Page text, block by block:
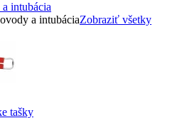
intubácia
a intubáciaZobraziť všetky